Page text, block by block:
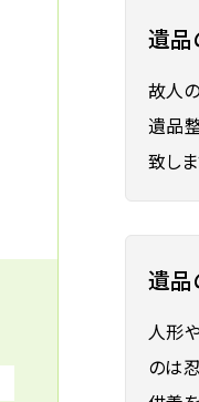
遺品
故人
遺品
致しま
遺品
人形
のは